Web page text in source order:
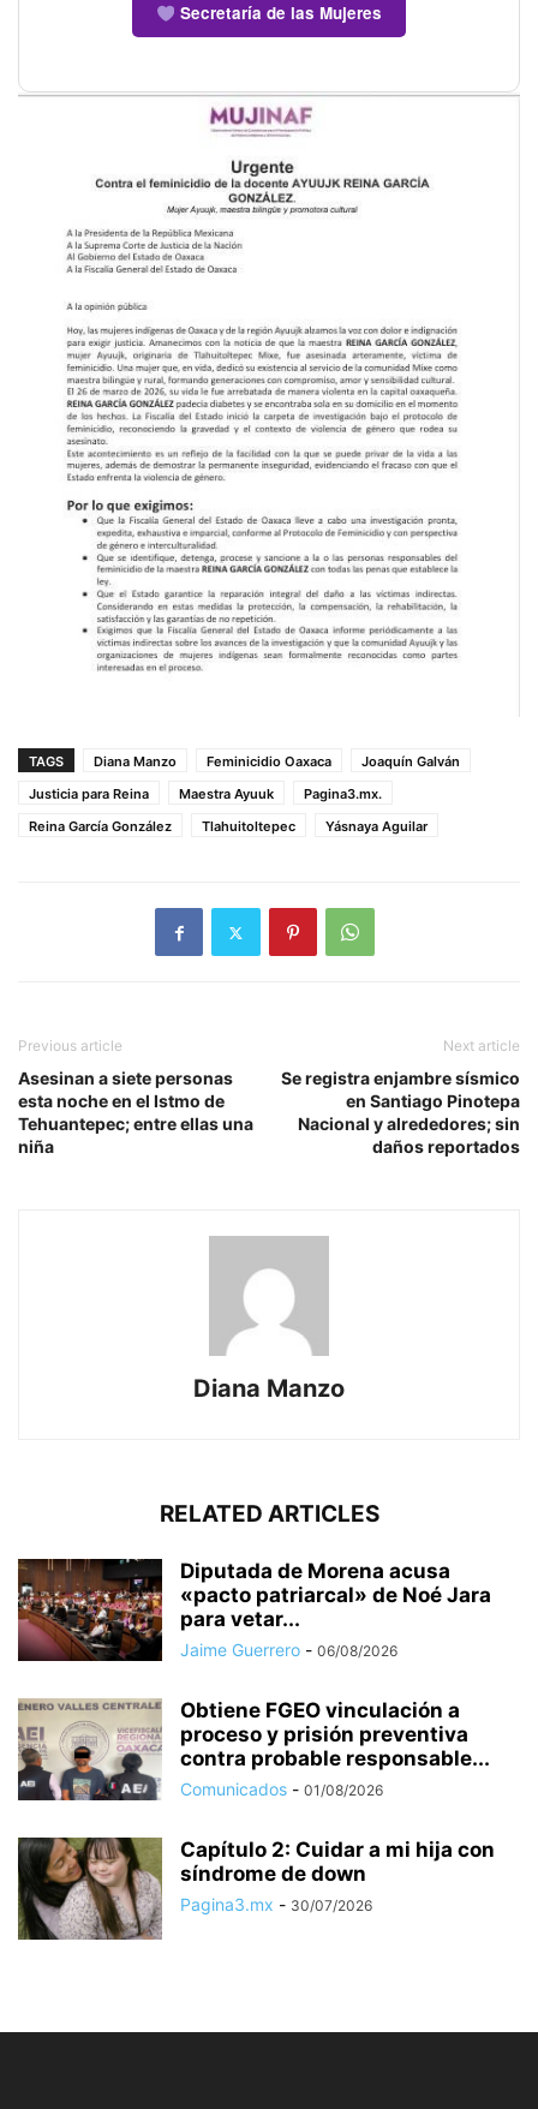
Secretaría de las Mujeres
TAGS Diana Manzo Feminicidio Oaxaca
Joaquín Galván
Justicia para Reina
Maestra Ayuuk
Pagina3.mx.
Reina García González
Tlahuitoltepec Yásnaya Aguilar
Previous article
Asesinan a siete personas
esta noche en el Istmo de
Tehuantepec; entre ellas una
niña
Next article
Se registra enjambre sísmico
en Santiago Pinotepa
Nacional y alrededores; sin
daños reportados
Diana Manzo
RELATED ARTICLES
Diputada de Morena acusa
«pacto patriarcal» de Noé Jara
para vetar...
Jaime Guerrero - 06/08/2026
Obtiene FGEO vinculación a
proceso y prisión preventiva
contra probable responsable...
Comunicados - 01/08/2026
Capítulo 2: Cuidar a mi hija con
síndrome de down
Pagina3.mx - 30/07/2026